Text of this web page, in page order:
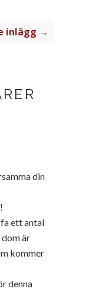
inlägg →
din
ett antal
dom är
kommer
denna